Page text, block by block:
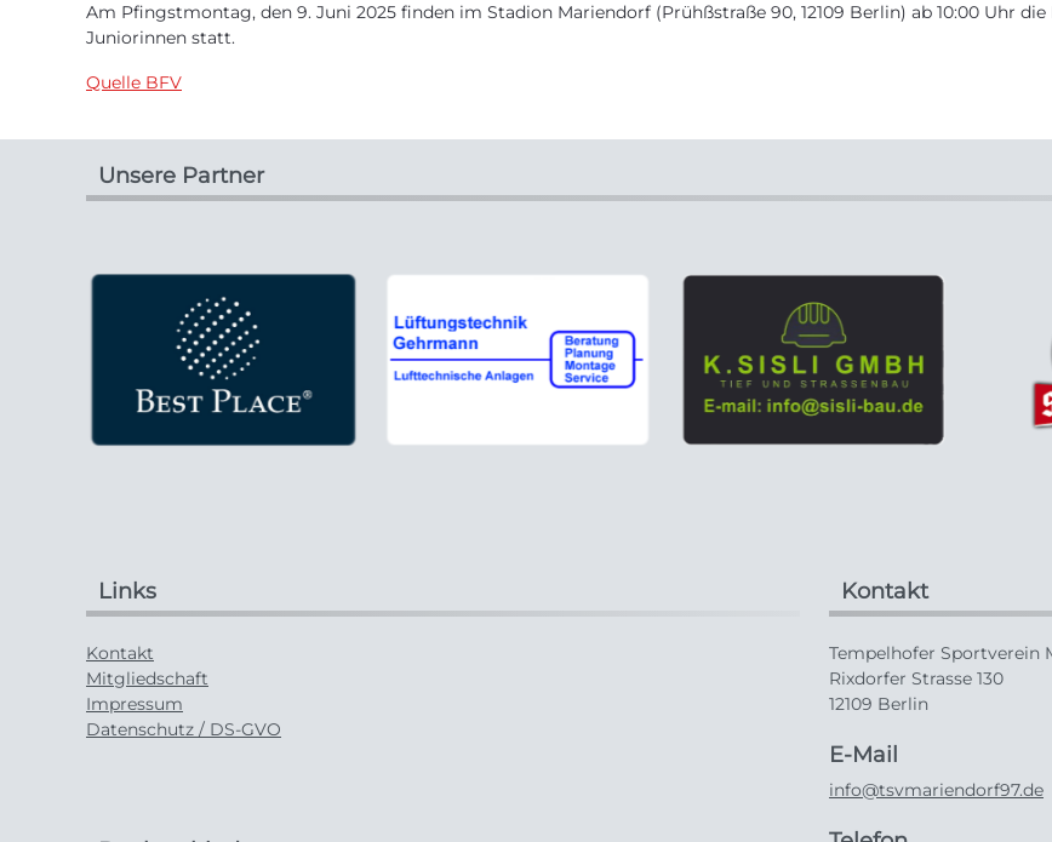
Am Pfingstmontag, den 9. Juni 2025 finden im Stadion Mariendorf (Prühßstraße 90, 12109 Berlin) ab 10:00 Uhr
Juniorinnen statt.
Quelle BFV
Unsere Partner
Links
Kontakt
Mitgliedschaft
Impressum
Datenschutz / DS-GVO
Kontakt
Tempelhofer Sportverein
Rixdorfer Strasse 130
12109 Berlin
E-Mail
info@tsvmariendorf97.de